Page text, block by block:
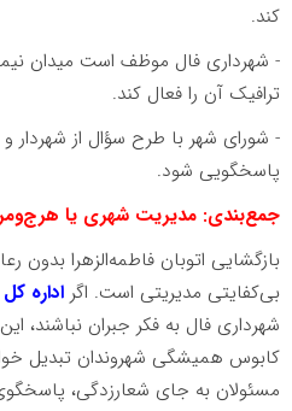
کند.
- شهرداری فال موظف است میدان
ترافیک آن را فعال کند.
- شورای شهر با طرح سؤال از شهردار و
پاسخگویی شود.
جمع‌بندی: مدیریت شهری یا
بازگشایی اتوبان فاطمه‌الزهرا بدون
بی‌کفایتی مدیریتی است. اگراداره
شهرداری فال به فکر جبران نباشند،
کابوس همیشگی شهروندان تبدیل
مسئولان به جای شعارزدگی،